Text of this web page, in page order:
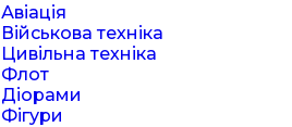
Авіація
Військова техніка
Цивільна техніка
Флот
Діорами
Фігури